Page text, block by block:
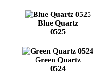
Blue Quartz
0525
Green Quartz
0524